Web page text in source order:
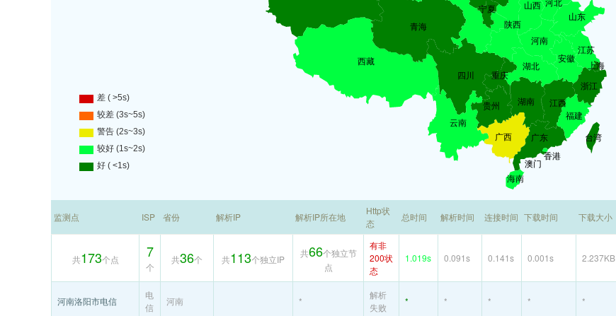
监测点 ISP 省份 解析IP 解析IP所在地
Http状
态
总时间 解析时间 连接时间 下载时间 下载大小
共173个点 7
个
共36个 共113个独立IP
共66个独立节
点
有非
200状
态
1.019s 0.091s 0.141s 0.001s 2.237KB
河南洛阳市电信
电
信
河南 *
解析
失败
* * * * *